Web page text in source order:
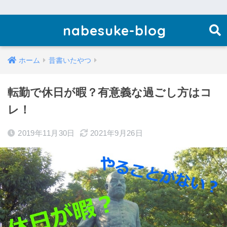
nabesuke-blog
ホーム 昔書いたやつ
転勤で休日が暇？有意義な過ごし方はコ
レ！
2019年11月30日 2021年9月26日